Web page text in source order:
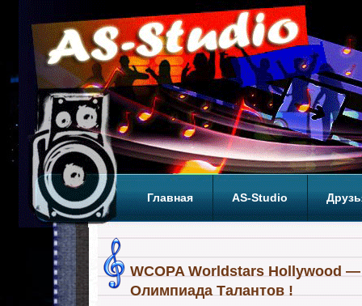
Главная AS-Studio
WCOPA Worldstars Hollywood
Олимпиада Талантов !